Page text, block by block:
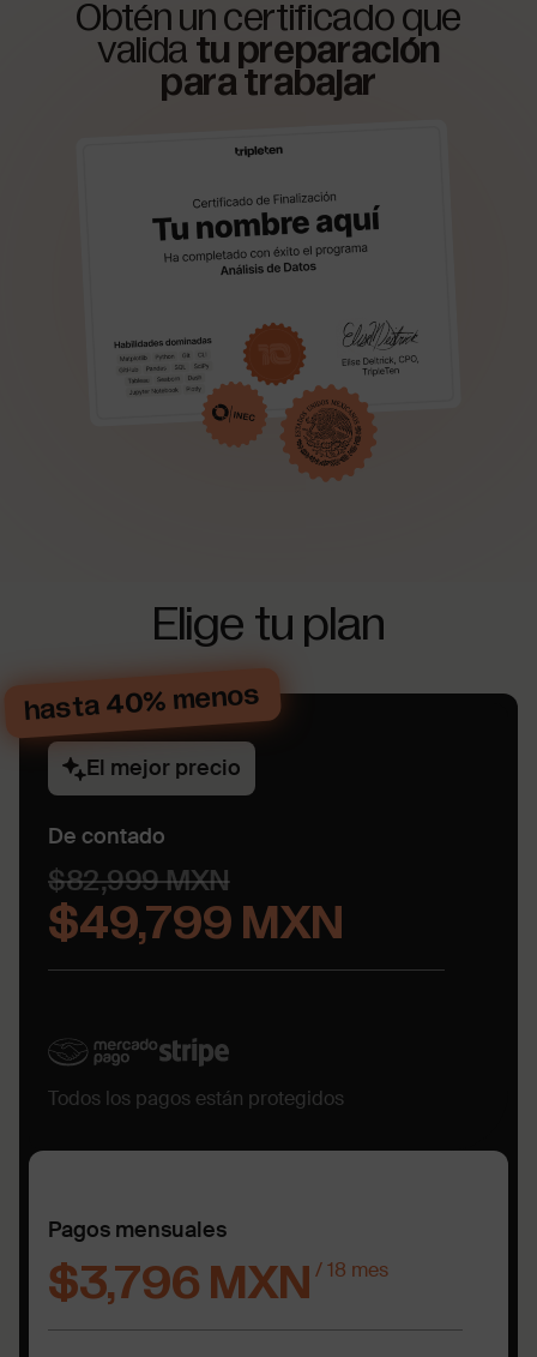
Obtén un certificado que
valida tu preparación
para trabajar
Elige tu plan
hasta 40% menos
El mejor precio
De contado
$82,999 MXN
$49,799 MXN
Todos los pagos están protegidos
Pagos mensuales
$3,796 MXN / 18 mes